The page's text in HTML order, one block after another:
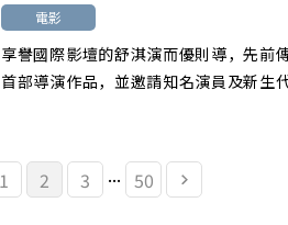
電影
享譽國際影壇的舒淇演而優則導，先前
首部導演作品，並邀請知名演員及新
1 2 3 ... 50